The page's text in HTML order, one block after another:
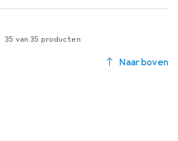
35 van 35 producten
Naar boven